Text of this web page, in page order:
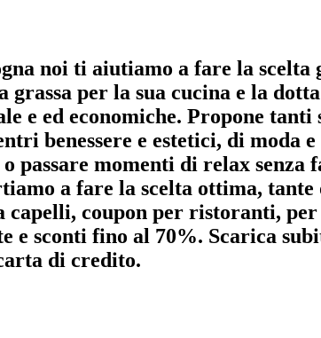
noi ti aiutiamo a fare la scelta
per la sua cucina e la
e ed economiche. Propone
benessere e estetici, di moda
momenti di relax senza
a fare la scelta ottima,
capelli, coupon per ristoranti,
e sconti fino al 70%. Scarica
di credito.